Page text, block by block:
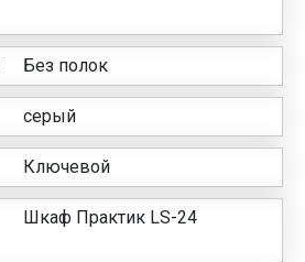
Без полок
серый
Ключевой
Шкаф Практик LS-24